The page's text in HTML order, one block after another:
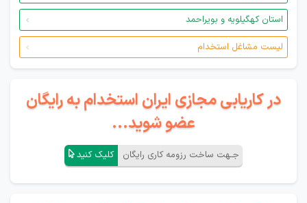
استان کهگیلویه و بویراحمد
لیست مشاغل استخدام
در کاریابی مجازی ایران استخدام به رایگان
عضو شوید...
جـهت ساخت رزومه کاری رایگان کلیک کنید